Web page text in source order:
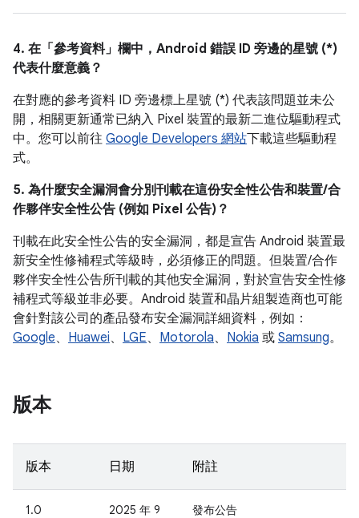
4. 在「參考資料」 欄中，Android 錯誤 ID 旁邊的星號 (*)
代表什麼意義？
在對應的參考資料 ID 旁邊標上星號 (*) 代表該問題並未公
開，相關更新通常已納入 Pixel 裝置的最新二進位驅動程式
中。您可以前往 Google Developers 網站下載這些驅動程
式。
5. 為什麼安全漏洞會分別刊載在這份安全性公告和裝置/合
作夥伴安全性公告 (例如 Pixel 公告)？
刊載在此安全性公告的安全漏洞，都是宣告 Android 裝置最
新安全性修補程式等級時，必須修正的問題。但裝置/合作
夥伴安全性公告所刊載的其他安全漏洞，對於宣告安全性修
補程式等級並非必要。Android 裝置和晶片組製造商也可能
會針對該公司的產品發布安全漏洞詳細資料，例如：
Google、 Huawei、 LGE、 Motorola、 Nokia 或 Samsung。
版本
版本 日期 附註
1.0
2025 年 9
發布公告